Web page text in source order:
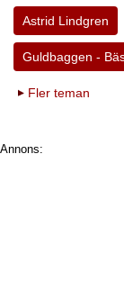
Astrid Lindgren
Guldbaggen -
Fler teman
Annons: